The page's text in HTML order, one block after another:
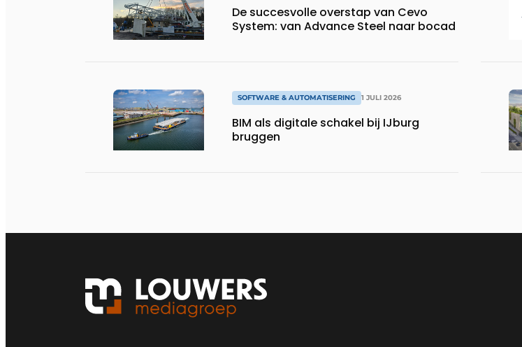
De succesvolle overstap van Cevo
System: van Advance Steel naar bocad
SOFTWARE & AUTOMATISERING 1 JULI 2026
BIM als digitale schakel bij IJburg
bruggen